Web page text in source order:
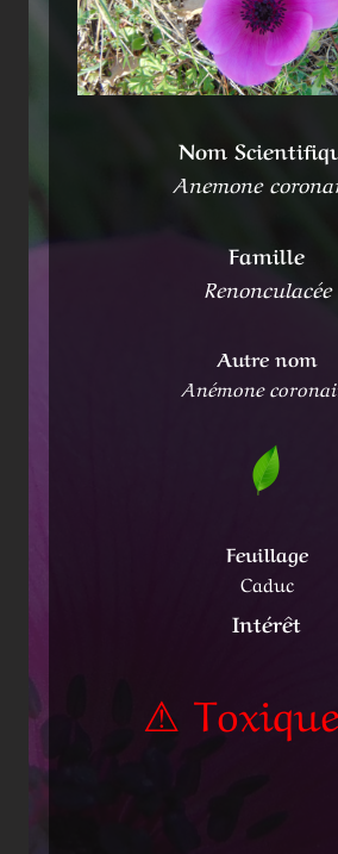
Nom
Anemone
Famille
Renonculacée
Autre nom
Anémone
Feuillage
Caduc
Intérêt
⚠